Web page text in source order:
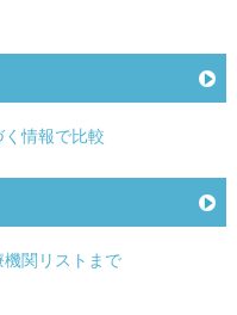
情報で比較
関リストまで